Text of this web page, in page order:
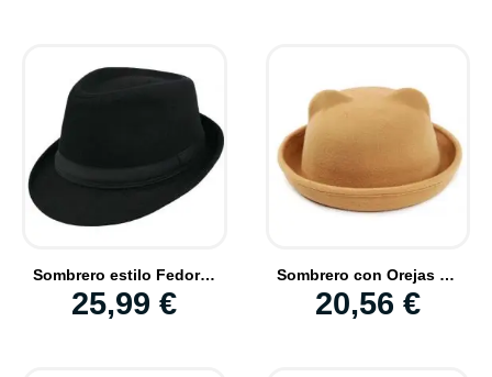
Sombrero estilo Fedora para Hombre Colección de sombreros elegantes
25,99 €
Sombrero con Orejas de Gato eventos Jazz o Bolos tacto suave
20,56 €